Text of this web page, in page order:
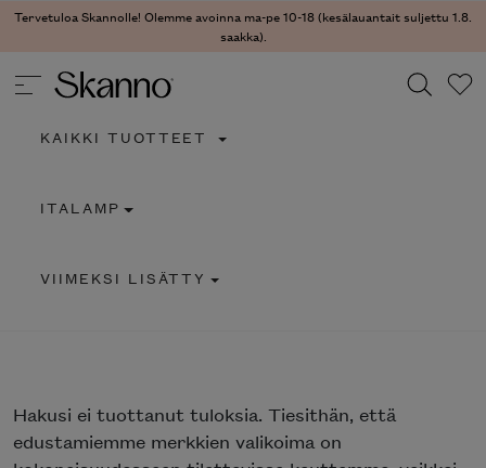
Tervetuloa Skannolle! Olemme avoinna ma-pe 10-18 (kesälauantait suljettu 1.8.
saakka).
Type 2 or more characters for results.
KAIKKI TUOTTEET
ITALAMP
VIIMEKSI LISÄTTY
Hakusi ei tuottanut tuloksia. Tiesithän, että
edustamiemme merkkien valikoima on